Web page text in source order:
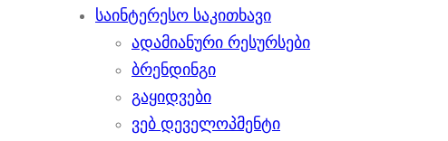
საინტერესო საკითხავი
ადამიანური რესურსები
ბრენდინგი
გაყიდვები
ვებ დეველოპმენტი